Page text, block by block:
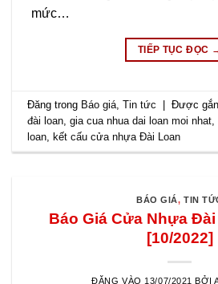
mức…
TIẾP TỤC ĐỌC
Đăng trong Báo giá ,Tin tức Được
đài loan ,gia cua nhua dai loan moi nhat ,
loan
kết cấu cửa nhựa Đài Loan
BÁO GIÁ,TIN
Báo Giá Cửa Nhựa
[10/2022]
ĐĂNG VÀO 13/07/2021 BỞI